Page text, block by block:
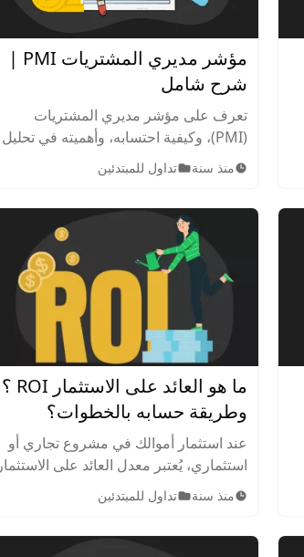
مؤشر مديري المشتريات PMI |
شرح شامل
تعرف على مؤشر مديري المشتريات
(PMI)، وكيفية احتسابه، وأهميته في تحليل
الاقتصاد. اكتشف مزاياه وعيوبه، وتأثيره
على القرارات المالية والاستثمارية. اقرأ
منذ سنة تداول للمبتدئين
ما هو العائد على الاستثمار ROI ؟
وطريقة حسابه بالخطوات؟
عند استثمار أموالك في مشروع تجاري أو
استثماري، يُعتبر معدل العائد على الاستثمار
أداة مهمة لتحديد مقدار الربح أو الخسارة
الناتجة عن هذا الاستثمار.
منذ سنة تداول للمبتدئين